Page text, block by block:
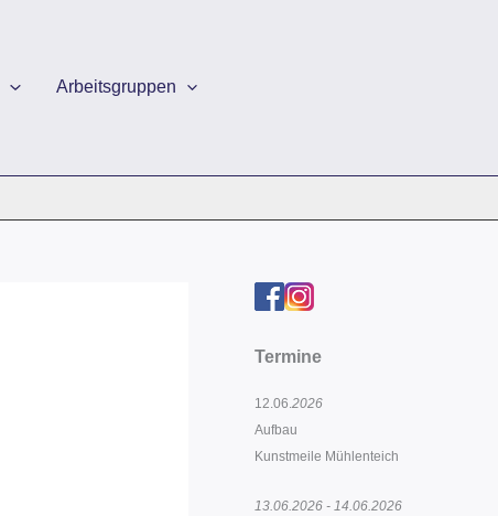
Arbeitsgruppen
Termine
12.06.2026
Aufbau
Kunstmeile Mühlenteich
13.06.2026 - 14.06.2026